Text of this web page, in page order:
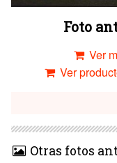
Foto
Ver
Ver
Otras fotos